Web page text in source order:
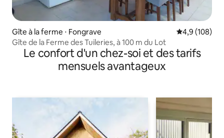
Gîte à la ferme ⋅ Fongrave Évaluation
4,9 (108)
Gîte de la Ferme des Tuileries, à 100 m du Lot
Le confort d'un chez-soi et des tarifs
mensuels avantageux